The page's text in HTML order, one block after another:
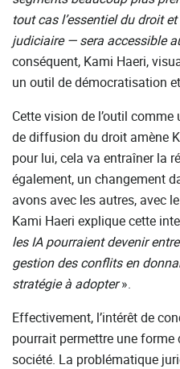
tout cas l’essentiel du droit
judiciaire — sera accessible
conséquent, Kami Haeri,
un outil de démocratisation
Cette vision de l’outil
de diffusion du droit amène
pour lui, cela va entraîner la
également, un changement
avons avec les autres, avec
Kami Haeri explique cette
les IA pourraient devenir entre
gestion des conflits en
stratégie à adopter».
Effectivement, l’intérêt de
pourrait permettre une
société. La problématique